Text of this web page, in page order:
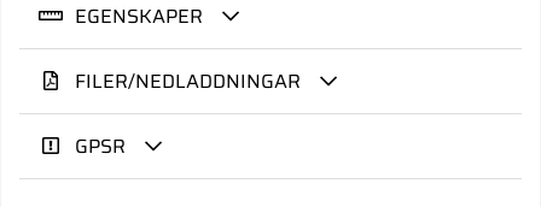
EGENSKAPER
FILER/NEDLADDNINGAR
GPSR